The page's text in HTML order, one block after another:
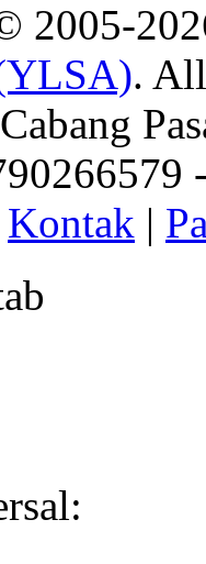
2005-
.
Kontak |